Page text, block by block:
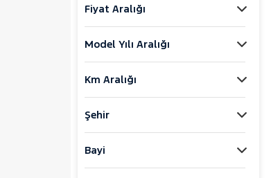
DAIHATSU
FIAT
FORD
ISUZU
Fiyat Aralığı
Model Yılı Aralığı
Km Aralığı
Şehir
Bayi